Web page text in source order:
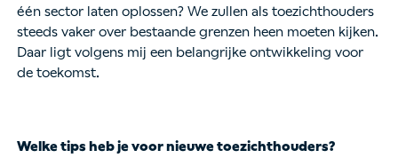
één sector laten oplossen? We zullen als toezichthouders
steeds vaker over bestaande grenzen heen moeten kijken.
Daar ligt volgens mij een belangrijke ontwikkeling voor
de toekomst.
Welke tips heb je voor nieuwe toezichthouders?